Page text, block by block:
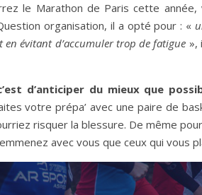
le Marathon de Paris cette
organisation, il a opté pour : «
évitant d’accumuler trop de fatigue »,
d’anticiper du mieux que
votre prépa’ avec une paire de
risquer la blessure. De même
avec vous que ceux qui vous